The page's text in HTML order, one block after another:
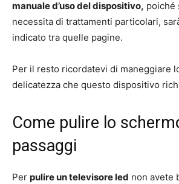
manuale d’uso del dispositivo, poiché
necessita di trattamenti particolari,
indicato tra quelle pagine.
Per il resto ricordatevi di maneggiare
delicatezza che questo dispositivo
Come pulire lo
passaggi
Per pulire un televisore led non avete